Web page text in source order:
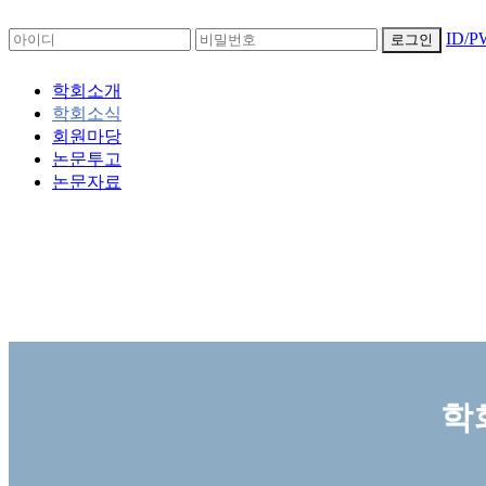
로그인 ID/
학회소개
학회소식
회원마당
논문투고
논문자료
학